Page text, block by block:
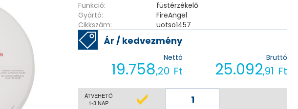
Funkció:
füstérzékelő
Gyártó:
FireAngel
Cikkszám:
uotso1457
Ár / kedvezmény
Nettó
19.758,20 Ft
Bruttó
25.092,91 Ft
ÁTVEHETŐ
1-3 NAP